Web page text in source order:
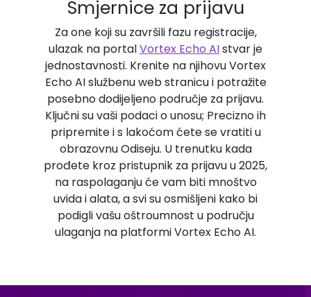
Smjernice za prijavu
Za one koji su završili fazu registracije,
ulazak na portalVortex Echo AIstvar je
jednostavnosti. Krenite na njihovu Vortex
Echo AI službenu web stranicu i potražite
posebno dodijeljeno područje za prijavu.
Ključni su vaši podaci o unosu; Precizno ih
pripremite i s lakoćom ćete se vratiti u
obrazovnu Odiseju. U trenutku kada
prođete kroz pristupnik za prijavu u 2025,
na raspolaganju će vam biti mnoštvo
uvida i alata, a svi su osmišljeni kako bi
podigli vašu oštroumnost u području
ulaganja na platformi Vortex Echo AI.